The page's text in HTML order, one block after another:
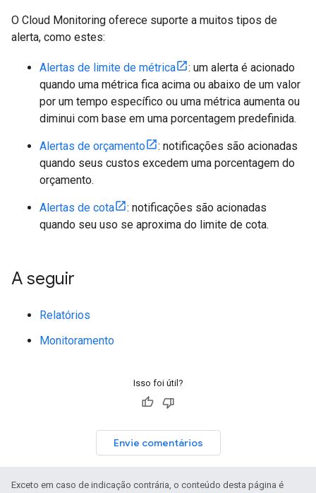
O Cloud Monitoring oferece suporte a muitos tipos de
alerta, como estes:
Alertas de limite de métrica
: um alerta é acionado
quando uma métrica fica acima ou abaixo de um valor
por um tempo específico ou uma métrica aumenta ou
diminui com base em uma porcentagem predefinida.
Alertas de orçamento
: notificações são acionadas
quando seus custos excedem uma porcentagem do
orçamento.
Alertas de cota
: notificações são acionadas
quando seu uso se aproxima do limite de cota.
A seguir
Relatórios
Monitoramento
Isso foi útil?
Envie comentários
Exceto em caso de indicação contrária, o conteúdo desta página é